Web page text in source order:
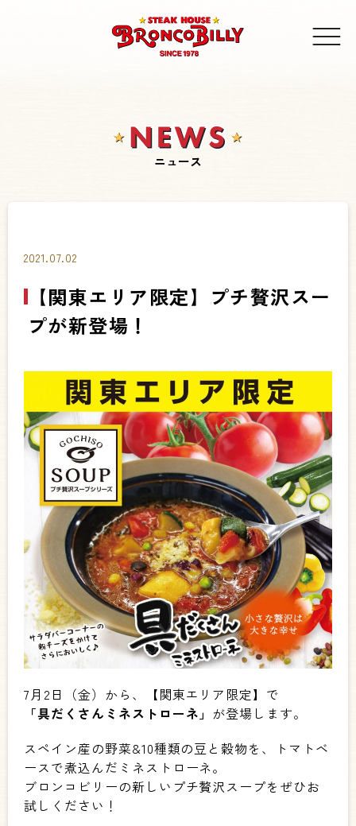
ニュース
2021.07.02
【関東エリア限定】プチ贅沢スー
プが新登場！
7月2日（金）から、【関東エリア限定】で
「具だくさんミネストローネ」 が登場します。
スペイン産の野菜&10種類の豆と穀物を、トマトベ
ースで煮込んだミネストローネ。
ブロンコビリーの新しいプチ贅沢スープをぜひお
試しください！